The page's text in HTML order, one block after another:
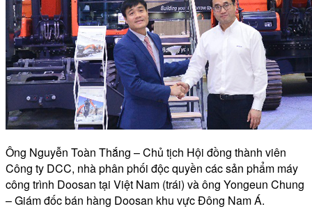
Ông Nguyễn Toàn Thắng – Chủ tịch Hội đồng thành viên
Công ty DCC, nhà phân phối độc quyền các sản phẩm máy
công trình Doosan tại Việt Nam (trái) và ông Yongeun Chung
– Giám đốc bán hàng Doosan khu vực Đông Nam Á.